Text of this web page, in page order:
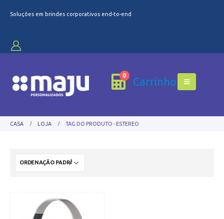
Soluções em brindes corporativos end-to-end
0 Carrinho
CASA LOJA TAG DO PRODUTO - ESTEREO